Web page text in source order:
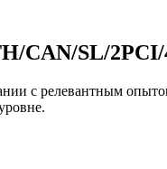
CAN/SL/
с релевантным